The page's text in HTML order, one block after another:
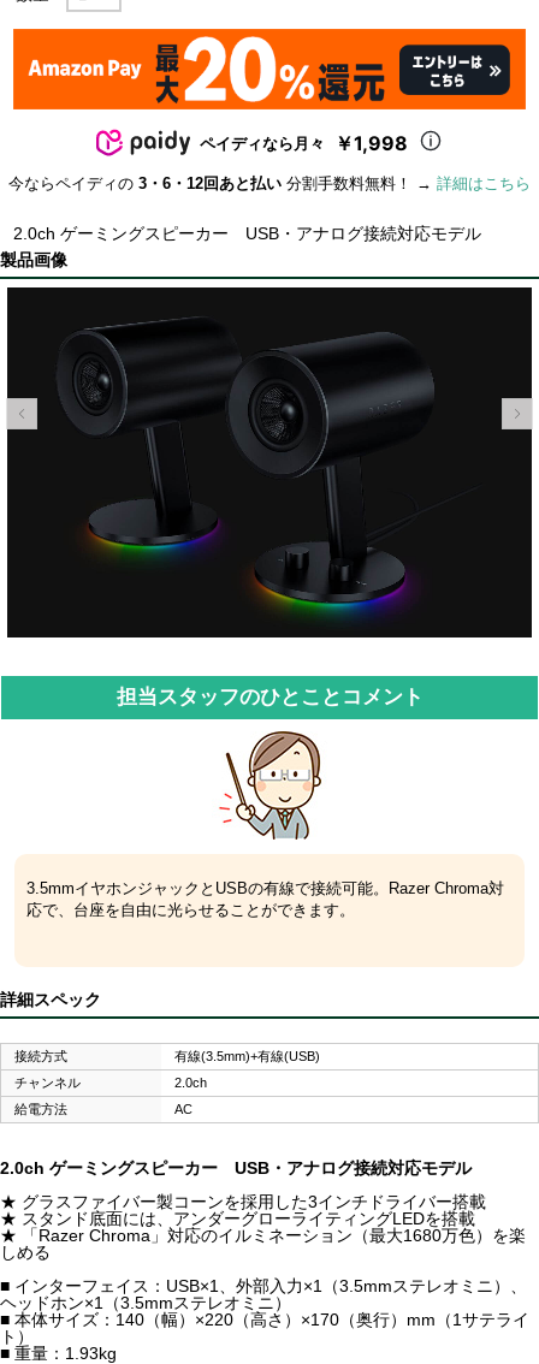
ペイディなら月々 ￥1,998
今ならペイディの 3・6・12回あと払い 分割手数料無料！ → 詳細はこちら
2.0ch ゲーミングスピーカー USB・アナログ接続対応モデル
製品画像
担当スタッフのひとことコメント
3.5mmイヤホンジャックとUSBの有線で接続可能。Razer Chroma対
応で、台座を自由に光らせることができます。
詳細スペック
接続方式
有線(3.5mm)+有線(USB)
チャンネル
2.0ch
給電方法
AC
2.0ch ゲーミングスピーカー USB・アナログ接続対応モデル
★ グラスファイバー製コーンを採用した3インチドライバー搭載
★ スタンド底面には、アンダーグローライティングLEDを搭載
★ 「Razer Chroma」対応のイルミネーション（最大1680万色）を楽
しめる
■ インターフェイス：USB×1、外部入力×1（3.5mmステレオミニ）、
ヘッドホン×1（3.5mmステレオミニ）
■ 本体サイズ：140（幅）×220（高さ）×170（奥行）mm（1サテライ
ト）
■ 重量：1.93kg